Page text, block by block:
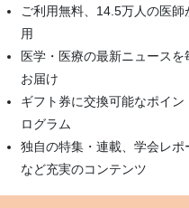
ご利用無料、14.5万人の医師
用
医学・医療の最新ニュースを
お届け
ギフト券に交換可能なポイン
ログラム
独自の特集・連載、学会レポ
など充実のコンテンツ